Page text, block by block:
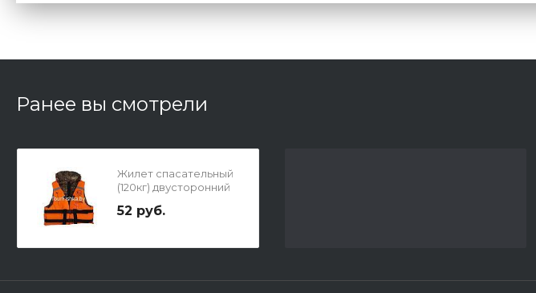
Ранее вы смотрели
Жилет спасательный
(120кг) двусторонний
52 руб.